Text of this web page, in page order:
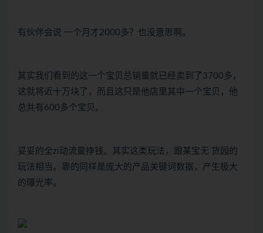
有伙伴会说 一个月才2000多？也没意思啊。
其实我们看到的这一个宝贝总销量就已经卖到了3700多，
这就将近十万块了，而且这只是他店里其中一个宝贝，他
总共有600多个宝贝。
妥妥的全zi动流量挣钱。其实这类玩法，跟某宝无 货园的
玩法相当。靠的同样是庞大的产品关键词数据，产生极大
的曝光率。